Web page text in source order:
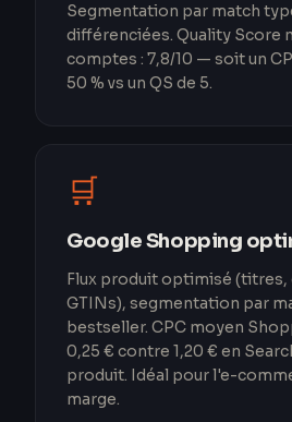
Segmentation par match
différenciées. Quality Score
comptes : 7,8/10 — soit un
50 % vs un QS de 5.
🛒
Google Shopping
Flux produit optimisé
GTINs), segmentation par
bestseller. CPC moyen
0,25 € contre 1,20 € en
produit. Idéal pour l'e-
marge.